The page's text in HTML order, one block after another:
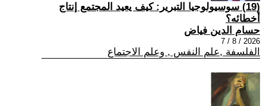
(19) سوسيولوجيا التبرير: كيف يعيد المجتمع إنتاج
أخطائه؟
حسام الدين فياض
2026 / 8 / 7
الفلسفة ,علم النفس , وعلم الاجتماع